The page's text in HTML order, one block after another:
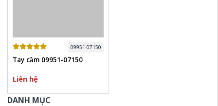
09951-07150
Tay cầm 09951-07150
Liên hệ
DANH MỤC